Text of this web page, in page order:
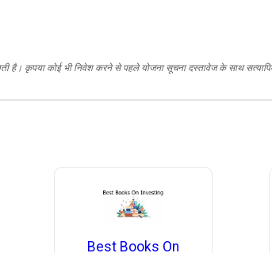
है। कृपया कोई भी निवेश करने से पहले योजना सूचना दस्तावेज के साथ
Best Books On